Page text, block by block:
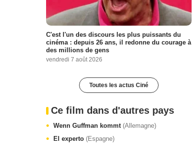
C'est l'un des discours les plus puissants du
cinéma : depuis 26 ans, il redonne du courage à
des millions de gens
vendredi 7 août 2026
Toutes les actus Ciné
Ce film dans d'autres pays
Wenn Guffman kommt (Allemagne)
El experto (Espagne)